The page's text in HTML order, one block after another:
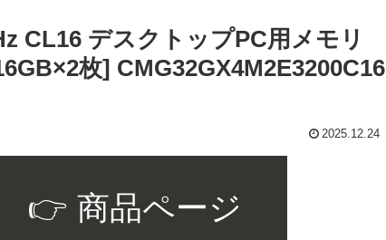
CL16 デスクトップPC用メモリ
枚] CMG32GX4M2E3200C16
2025.12.24
👉 商品ページ